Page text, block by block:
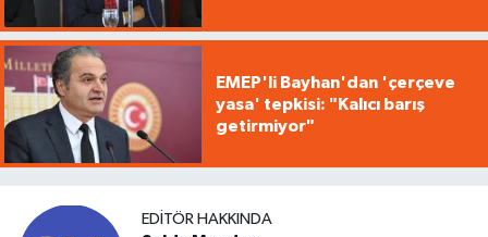
EMEP'li Bayhan'dan 'çerçeve
yasa' tepkisi: "Kalıcı barış
getirmiyor"
EDITÖR HAKKINDA